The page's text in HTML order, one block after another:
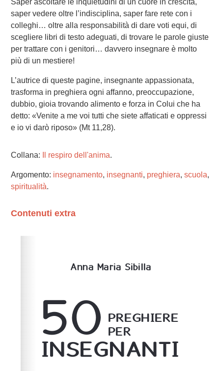
Saper ascoltare le inquietudini di un cuore in crescita,
saper vedere oltre l’indisciplina, saper fare rete con i
colleghi… oltre alla responsabilità di dare voti equi, di
scegliere libri di testo adeguati, di trovare le parole giuste
per trattare con i genitori… davvero insegnare è molto
più di un mestiere!
L’autrice di queste pagine, insegnante appassionata,
trasforma in preghiera ogni affanno, preoccupazione,
dubbio, gioia trovando alimento e forza in Colui che ha
detto: «Venite a me voi tutti che siete affaticati e oppressi
e io vi darò riposo» (Mt 11,28).
Collana: Il respiro dell'anima.
Argomento: insegnamento, insegnanti, preghiera, scuola,
spiritualità.
Contenuti extra